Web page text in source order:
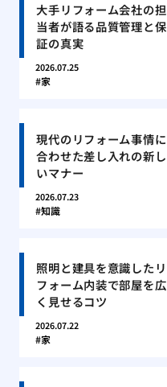
大手リフォーム会社の担
当者が語る品質管理と保
証の真実
2026.07.25
家
現代のリフォーム事情に
合わせた差し入れの新し
いマナー
2026.07.23
知識
照明と建具を意識したリ
フォーム内装で部屋を広
く見せるコツ
2026.07.22
家